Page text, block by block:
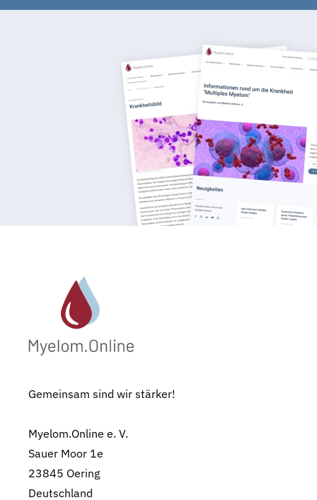
Gemeinsam sind wir stärker!
Myelom.Online e. V.
Sauer Moor 1e
23845 Oering
Deutschland